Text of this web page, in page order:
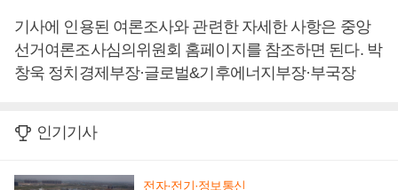
기사에 인용된 여론조사와 관련한 자세한 사항은 중앙
선거여론조사심의위원회 홈페이지를 참조하면 된다. 박
창욱 정치경제부장·글로벌&기후에너지부장·부국장
인기기사
전자·전기·정보통신